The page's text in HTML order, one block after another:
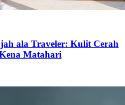
ala Traveler: Kulit Cerah
Matahari